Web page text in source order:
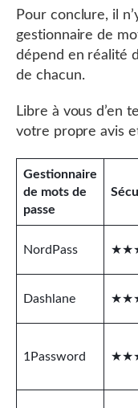
Pour conclure, il
gestionnaire de
dépend en réalité
de chacun.
Libre à vous d’en
votre propre avis
Gestionnaire
de mots de
passe
NordPass
Dashlane
1Password